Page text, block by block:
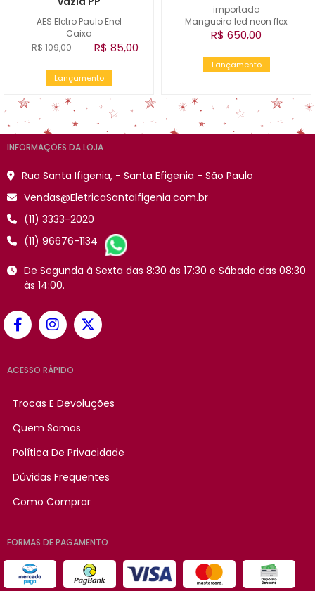
AES Eletro Paulo Enel
Caixa
R$ 109,00 R$ 85,00
Lançamento
importada
Mangueira led neon flex
R$ 650,00
Lançamento
INFORMAÇÕES DA LOJA
Rua Santa Ifigenia, - Santa Efigenia - São Paulo
Vendas@EletricaSantaIfigenia.com.br
(11) 3333-2020
(11) 96676-1134
De Segunda à Sexta das 8:30 às 17:30 e Sábado das 08:30
às 14:00.
ACESSO RÁPIDO
Trocas E Devoluções
Quem Somos
Política De Privacidade
Dúvidas Frequentes
Como Comprar
FORMAS DE PAGAMENTO